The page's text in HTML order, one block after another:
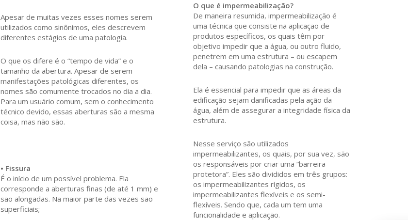
Apesar de muitas vezes esses nomes serem
utilizados como sinônimos, eles descrevem
diferentes estágios de uma patologia.
O que os difere é o “tempo de vida” e o
tamanho da abertura. Apesar de serem
manifestações patológicas diferentes, os
nomes são comumente trocados no dia a dia.
Para um usuário comum, sem o conhecimento
técnico devido, essas aberturas são a mesma
coisa, mas não são.
• Fissura
É o início de um possível problema. Ela
corresponde a aberturas finas (de até 1 mm) e
são alongadas. Na maior parte das vezes são
superficiais;
O que é impermeabilização?
De maneira resumida, impermeabilização é
uma técnica que consiste na aplicação de
produtos específicos, os quais têm por
objetivo impedir que a água, ou outro fluido,
penetrem em uma estrutura – ou escapem
dela – causando patologias na construção.
Ela é essencial para impedir que as áreas da
edificação sejam danificadas pela ação da
água, além de assegurar a integridade física da
estrutura.
Nesse serviço são utilizados
impermeabilizantes, os quais, por sua vez, são
os responsáveis por criar uma “barreira
protetora”. Eles são divididos em três grupos:
os impermeabilizantes rígidos, os
impermeabilizantes flexíveis e os semi-
flexíveis. Sendo que, cada um tem uma
funcionalidade e aplicação.